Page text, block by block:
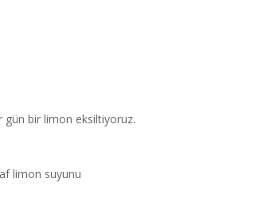
gün bir limon eksiltiyoruz.
limon suyunu